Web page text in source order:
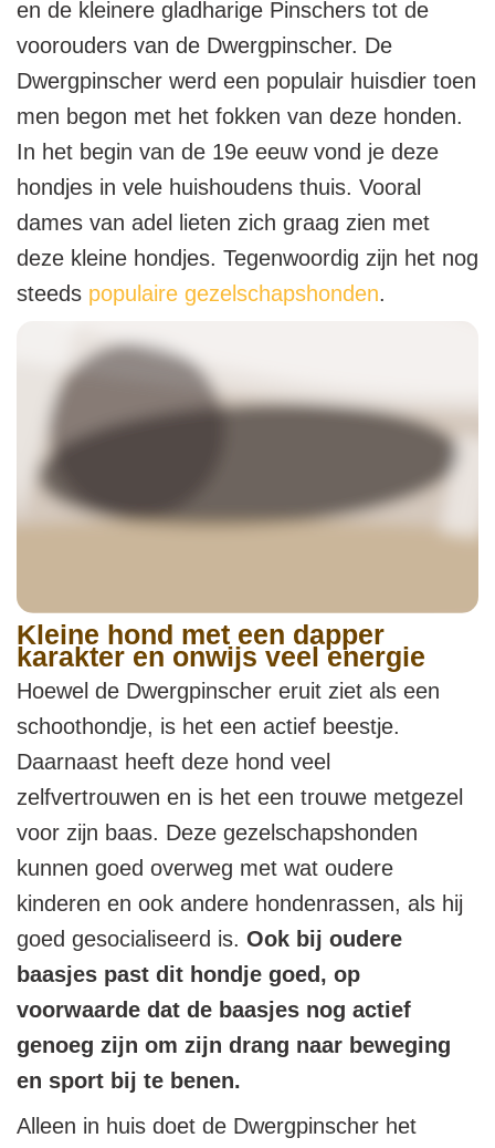
en de kleinere gladharige Pinschers tot de
voorouders van de Dwergpinscher. De
Dwergpinscher werd een populair huisdier toen
men begon met het fokken van deze honden.
In het begin van de 19e eeuw vond je deze
hondjes in vele huishoudens thuis. Vooral
dames van adel lieten zich graag zien met
deze kleine hondjes. Tegenwoordig zijn het nog
steeds populaire gezelschapshonden.
Kleine hond met een dapper
karakter en onwijs veel energie
Hoewel de Dwergpinscher eruit ziet als een
schoothondje, is het een actief beestje.
Daarnaast heeft deze hond veel
zelfvertrouwen en is het een trouwe metgezel
voor zijn baas. Deze gezelschapshonden
kunnen goed overweg met wat oudere
kinderen en ook andere hondenrassen, als hij
goed gesocialiseerd is. Ook bij oudere
baasjes past dit hondje goed, op
voorwaarde dat de baasjes nog actief
genoeg zijn om zijn drang naar beweging
en sport bij te benen.
Alleen in huis doet de Dwergpinscher het